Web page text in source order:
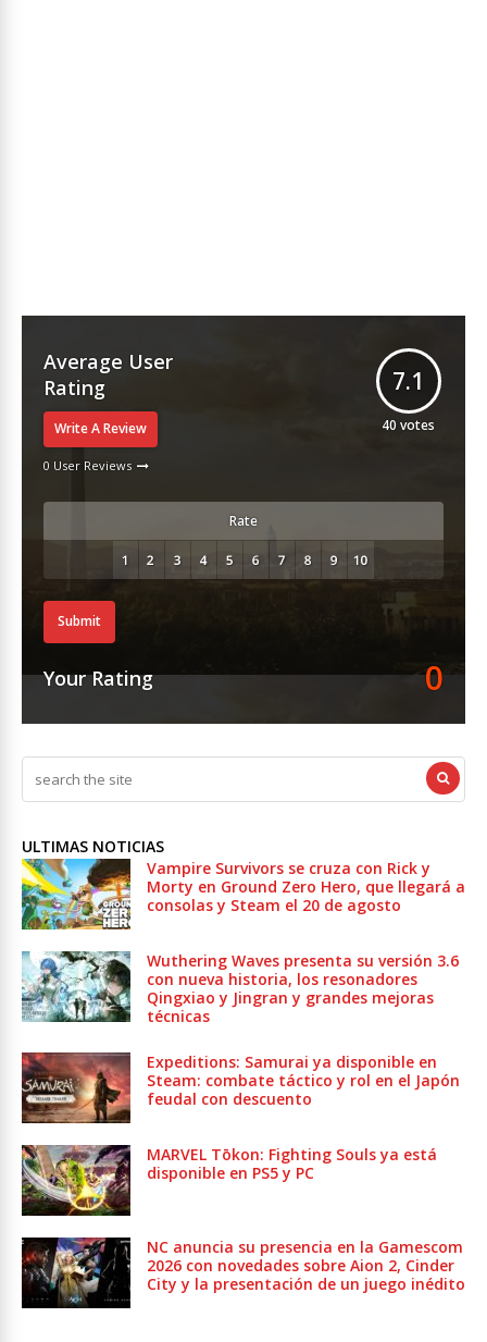
Average User
Rating
Write A Review
0 User Reviews
7.1
40 votes
Rate
Submit
Your Rating 0
ULTIMAS NOTICIAS
Vampire Survivors se cruza con Rick y
Morty en Ground Zero Hero, que llegará a
consolas y Steam el 20 de agosto
Wuthering Waves presenta su versión 3.6
con nueva historia, los resonadores
Qingxiao y Jingran y grandes mejoras
técnicas
Expeditions: Samurai ya disponible en
Steam: combate táctico y rol en el Japón
feudal con descuento
MARVEL Tōkon: Fighting Souls ya está
disponible en PS5 y PC
NC anuncia su presencia en la Gamescom
2026 con novedades sobre Aion 2, Cinder
City y la presentación de un juego inédito